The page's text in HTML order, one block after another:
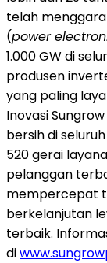
telah
(power
1.000 GW di
produsen
yang paling
Inovasi
bersih di
520 gerai
pelanggan
mempercepat
berkelanjutan
terbaik.
di